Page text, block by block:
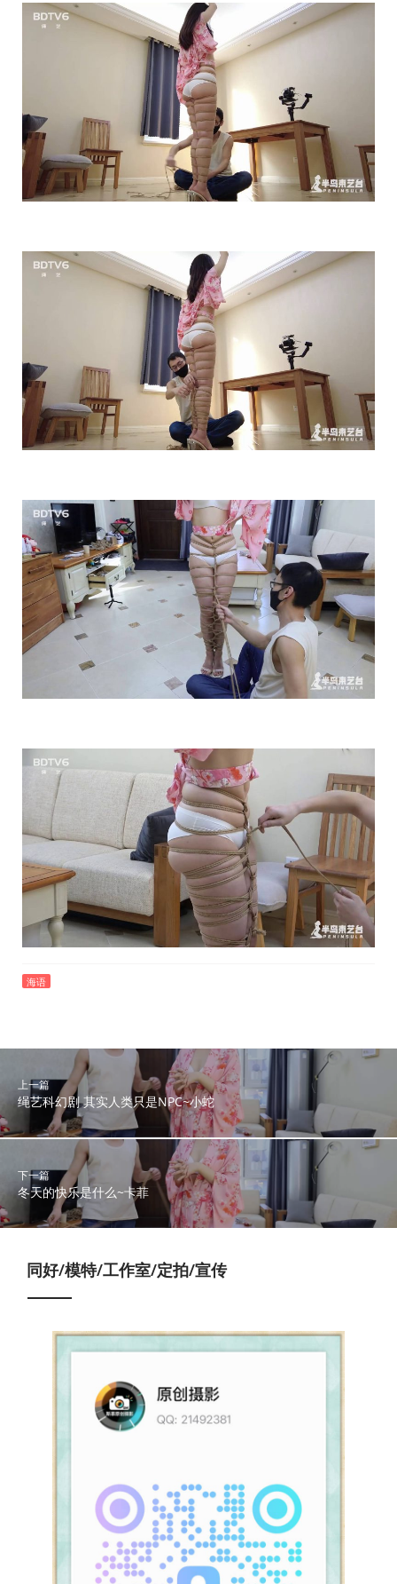
海语
上一篇
绳艺科幻剧 其实人类只是NPC~小蛇
下一篇
冬天的快乐是什么~卡菲
同好/模特/工作室/定拍/宣传